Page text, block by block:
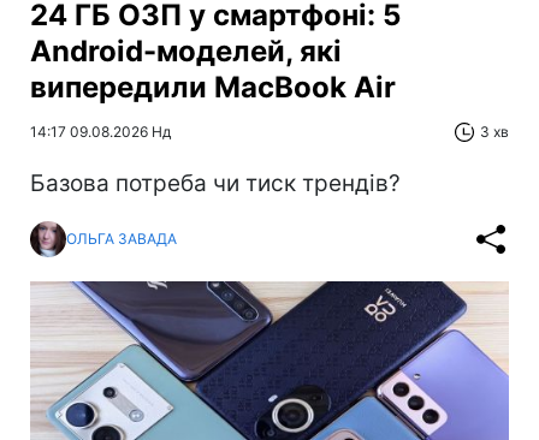
24 ГБ ОЗП у смартфоні: 5
Android-моделей, які
випередили MacBook Air
14:17 09.08.2026 Нд 3 хв
Базова потреба чи тиск трендів?
ОЛЬГА ЗАВАДА